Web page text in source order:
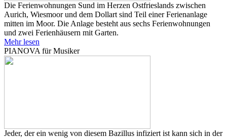
Die Ferienwohnungen Sund im Herzen Ostfrieslands zwischen
Aurich, Wiesmoor und dem Dollart sind Teil einer Ferienanlage
mitten im Moor. Die Anlage besteht aus sechs Ferienwohnungen
und zwei Ferienhäusern mit Garten.
Mehr lesen
PIANOVA für Musiker
Jeder, der ein wenig von diesem Bazillus infiziert ist kann sich in der